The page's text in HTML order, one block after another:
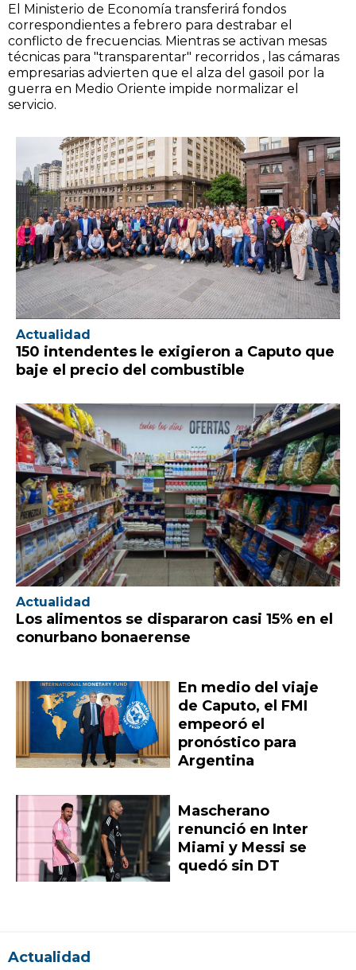
El Ministerio de Economía transferirá fondos
correspondientes a febrero para destrabar el
conflicto de frecuencias. Mientras se activan mesas
técnicas para "transparentar" recorridos , las cámaras
empresarias advierten que el alza del gasoil por la
guerra en Medio Oriente impide normalizar el
servicio.
Actualidad
150 intendentes le exigieron a Caputo que
baje el precio del combustible
Actualidad
Los alimentos se dispararon casi 15% en el
conurbano bonaerense
En medio del viaje
de Caputo, el FMI
empeoró el
pronóstico para
Argentina
Mascherano
renunció en Inter
Miami y Messi se
quedó sin DT
Actualidad